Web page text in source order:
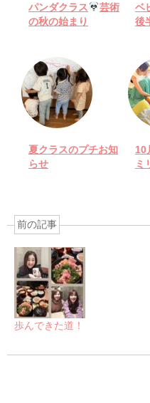
パンダクラス
芸術
の秋の始まり
ベ
後
夏クラスのプチお知
らせ
10
ミ
前の記事
歩んできた道！